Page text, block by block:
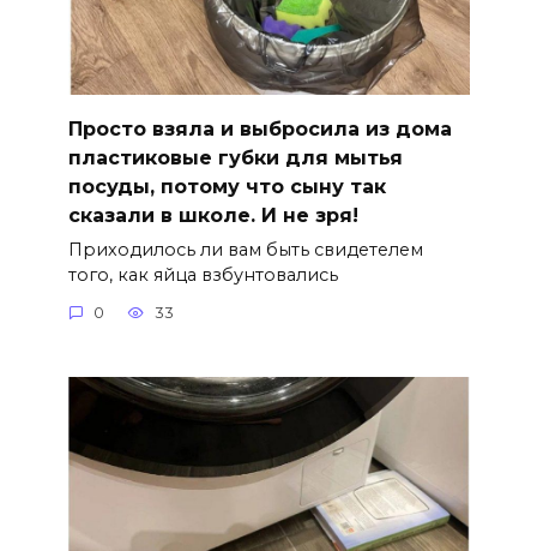
Просто взяла и выбросила из дома
пластиковые губки для мытья
посуды, потому что сыну так
сказали в школе. И не зря!
Приходилось ли вам быть свидетелем
того, как яйца взбунтовались
0 33